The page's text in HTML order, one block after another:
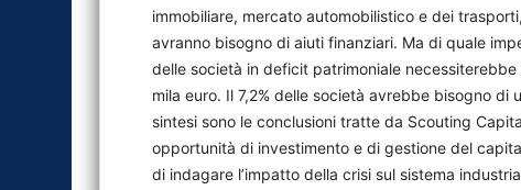
immobiliare, mercato automobilistico e dei
avranno bisogno di aiuti finanziari. Ma di quale
delle società in deficit patrimoniale
mila euro. Il 7,2% delle società avrebbe bisogno di
sintesi sono le conclusioni tratte da Scouting
opportunità di investimento e di gestione del
di indagare l’impatto della crisi sul sistema